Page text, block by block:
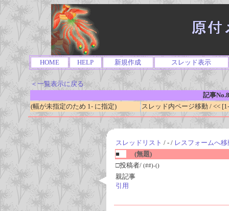
HOME HELP 新規作成 スレッド表示
＜一覧表示に戻る
記事
(幅が未指定のため 1- に指定)
スレッド内ページ移動 / <<
スレッドリスト / - / レスフォームへ移
■
(無題)
□投稿者/ (##)-()
親記事
引用